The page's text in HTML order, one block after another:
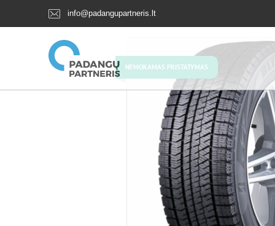
info@padangupartneris.lt
NEMOKAMAS PRISTATYMAS